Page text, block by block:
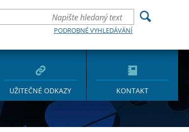
PODROBNÉ VYHLEDÁVÁNÍ
UŽITEČNÉ ODKAZY KONTAKT